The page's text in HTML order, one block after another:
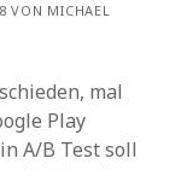
VON MICHAEL
mal
Play
A/B Test soll